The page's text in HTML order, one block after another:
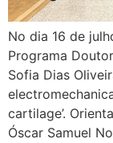
No dia 16 de
Programa
Sofia Dias
cartilage’.
Óscar Samuel